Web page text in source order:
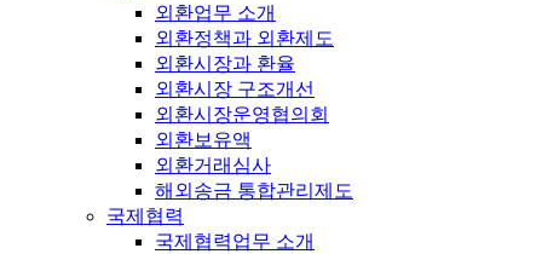
외환업무 소개
외환정책과 외환제도
외환시장과 환율
외환시장 구조개선
외환시장운영협의회
외환보유액
외환거래심사
해외송금 통합관리제도
국제협력
국제협력업무 소개